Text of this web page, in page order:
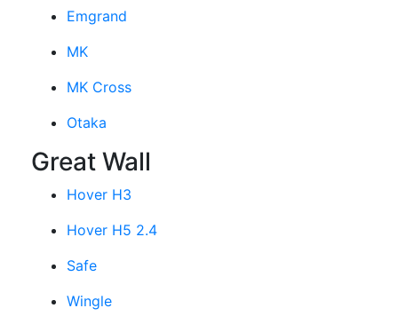
Emgrand
MK
MK Cross
Otaka
Great Wall
Hover H3
Hover H5 2.4
Safe
Wingle